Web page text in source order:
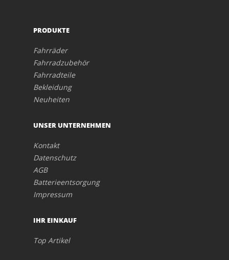
PRODUKTE
Fahrräder
Fahrradzubehör
Fahrradteile
Bekleidung
Neuheiten
UNSER UNTERNEHMEN
Kontakt
Datenschutz
AGB
Batterieentsorgung
Impressum
IHR EINKAUF
Top Artikel